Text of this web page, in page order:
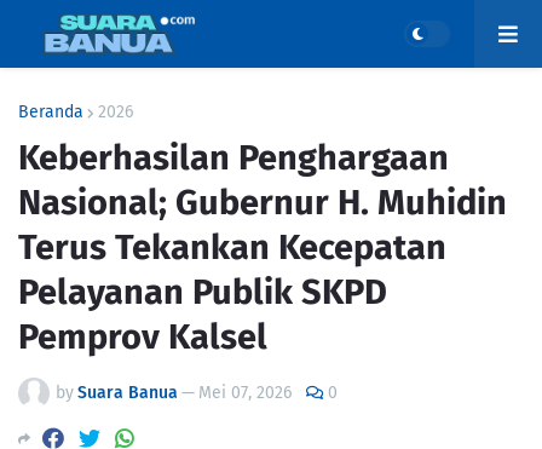
Beranda 2026
Keberhasilan Penghargaan
Nasional; Gubernur H. Muhidin
Terus Tekankan Kecepatan
Pelayanan Publik SKPD
Pemprov Kalsel
bySuara Banua — Mei 07, 2026 0